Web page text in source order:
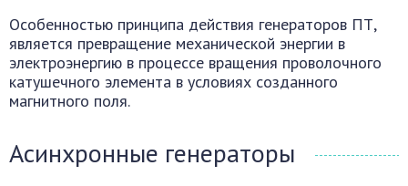
Особенностью принципа действия генераторов ПТ,
является превращение механической энергии в
электроэнергию в процессе вращения проволочного
катушечного элемента в условиях созданного
магнитного поля.
Асинхронные генераторы